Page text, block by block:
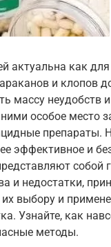
актуальна как
и клопов
массу
особое место
препараты.
эффективное и
собой
и недостатки,
выбору и
Узнайте, как
методы.